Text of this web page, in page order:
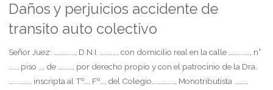
Daños y perjuicios accidente de
transito auto colectivo
Señor Juez: ……………, D.N.I. …………, con domicilio real en la calle ……………, n°
……, piso …, de ………., por derecho propio y con el patrocinio de la Dra.
……………, inscripta al Tº…, Fº…, del Colegio……………., Monotributista ………,